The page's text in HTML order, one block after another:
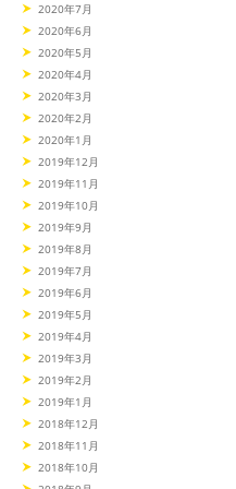
2020年7月
2020年6月
2020年5月
2020年4月
2020年3月
2020年2月
2020年1月
2019年12月
2019年11月
2019年10月
2019年9月
2019年8月
2019年7月
2019年6月
2019年5月
2019年4月
2019年3月
2019年2月
2019年1月
2018年12月
2018年11月
2018年10月